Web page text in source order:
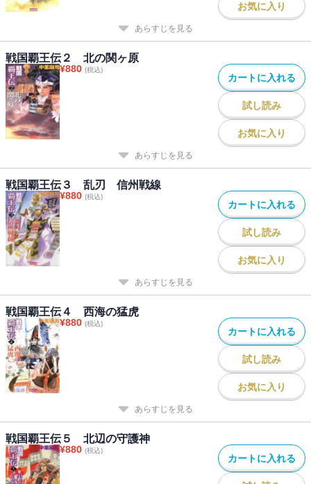
お気に入り
あらすじを見る
戦国覇王伝２ 北の関ヶ原
¥880 (税込)
カートに入れる
試し読み
お気に入り
あらすじを見る
戦国覇王伝３ 乱刃 信州戦線
¥880 (税込)
カートに入れる
試し読み
お気に入り
あらすじを見る
戦国覇王伝４ 西海の猛虎
¥880 (税込)
カートに入れる
試し読み
お気に入り
あらすじを見る
戦国覇王伝５ 北辺の守護神
¥880 (税込)
カートに入れる